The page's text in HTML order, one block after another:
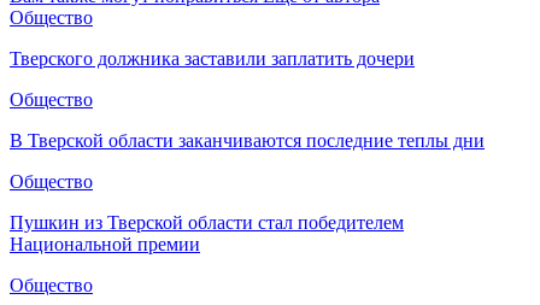
Общество
Тверского должника заставили заплатить дочери
Общество
В Тверской области заканчиваются последние теплы дни
Общество
Пушкин из Тверской области стал победителем
Национальной премии
Общество